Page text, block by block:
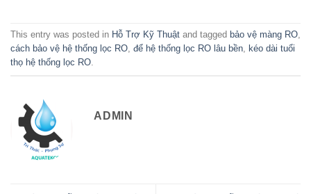
This entry was posted in Hỗ Trợ Kỹ Thuật and tagged bảo vệ màng RO,
cách bảo vệ hệ thống lọc RO, để hệ thống lọc RO lâu bền, kéo dài tuổi
thọ hệ thống lọc RO.
ADMIN